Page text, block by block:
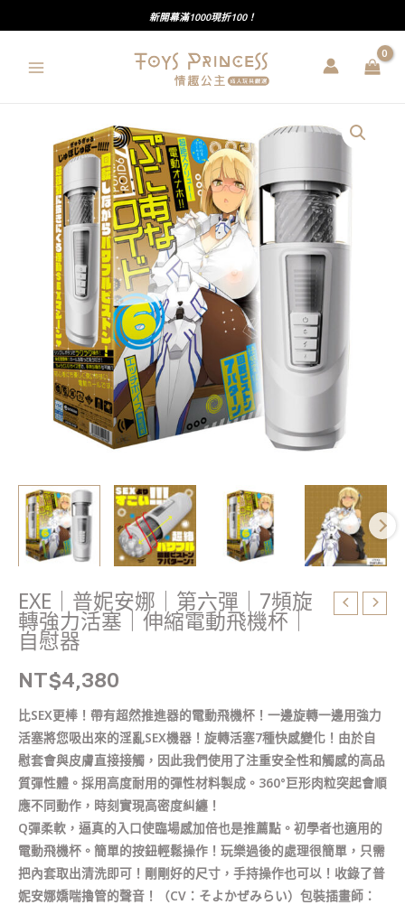
至
新開幕滿1000現折100！
EXE｜普妮安娜｜第六彈｜7頻旋
轉強力活塞｜伸縮電動飛機杯｜
自慰器
NT$4,380
比SEX更棒！帶有超然推進器的電動飛機杯！一邊旋轉一邊用強力
活塞將您吸出來的淫亂SEX機器！旋轉活塞7種快感變化！由於自
慰套會與皮膚直接接觸，因此我們使用了注重安全性和觸感的高品
質彈性體。採用高度耐用的彈性材料製成。360°巨形肉粒突起會順
應不同動作，時刻實現高密度糾纏！
Q彈柔軟，逼真的入口使臨場感加倍也是推薦點。初學者也適用的
電動飛機杯。簡單的按鈕輕鬆操作！玩樂過後的處理很簡單，只需
把內套取出清洗即可！剛剛好的尺寸，手持操作也可以！收錄了普
妮安娜嬌喘擼管的聲音！（CV：そよかぜみらい）包裝插畫師：
活
塞
｜
伸
電
動
飛
機
｜
自
慰
器
數
量